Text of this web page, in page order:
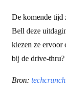
De komende tijd
Bell deze
kiezen ze ervoor
bij de drive-
Bron: